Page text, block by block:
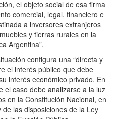
el objeto social de esa firma
comercial, legal, financiero e
a inversores extranjeros
y tierras rurales en la
Argentina”.
configura una “directa y
el interés público que debe
interés económico privado. En
el caso debe analizarse a la luz
en la Constitución Nacional, en
las disposiciones de la Ley